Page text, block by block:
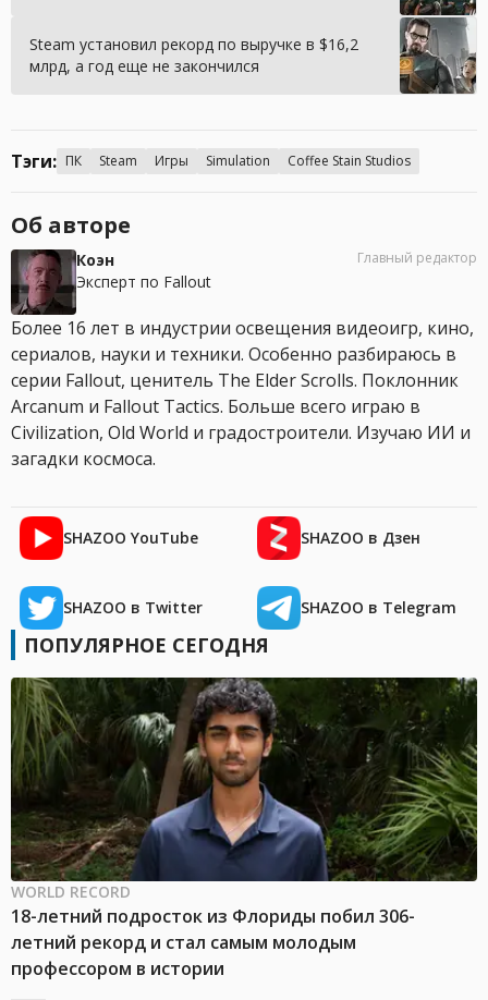
Steam установил рекорд по выручке в $16,2
млрд, а год еще не закончился
Тэги: ПК Steam Игры Simulation Coffee Stain Studios
Об авторе
Коэн
Эксперт по Fallout
Главный редактор
Более 16 лет в индустрии освещения видеоигр, кино,
сериалов, науки и техники. Особенно разбираюсь в
серии Fallout, ценитель The Elder Scrolls. Поклонник
Arcanum и Fallout Tactics. Больше всего играю в
Civilization, Old World и градостроители. Изучаю ИИ и
загадки космоса.
SHAZOO YouTube SHAZOO в Дзен
SHAZOO в Twitter SHAZOO в Telegram
ПОПУЛЯРНОЕ СЕГОДНЯ
WORLD RECORD
18-летний подросток из Флориды побил 306-
летний рекорд и стал самым молодым
профессором в истории